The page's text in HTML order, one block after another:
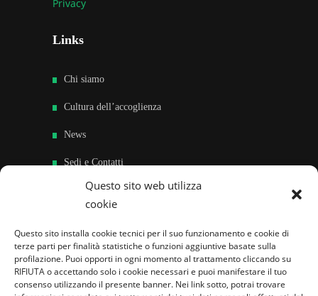
Questo sito web utilizza
cookie
Questo sito installa cookie tecnici per il suo funzionamento e cookie di
terze parti per finalità statistiche o funzioni aggiuntive basate sulla
profilazione. Puoi opporti in ogni momento al trattamento cliccando su
RIFIUTA o accettando solo i cookie necessari e puoi manifestare il tuo
consenso utilizzando il presente banner. Nei link sotto, potrai trovare
Privacy
Links
Chi siamo
Cultura dell’accoglienza
News
Sedi e Contatti
Sostieni
Famiglie per l’accoglienza nel mondo